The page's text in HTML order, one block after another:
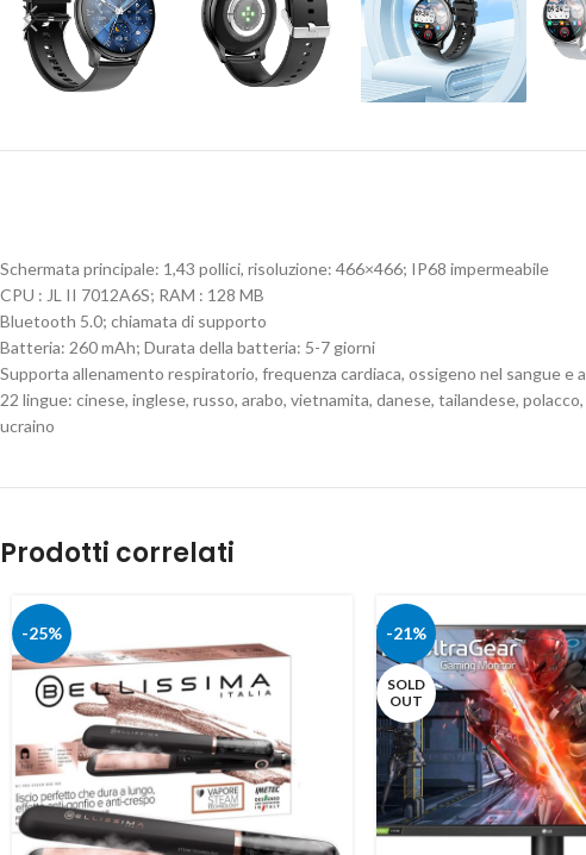
Schermata principale: 1,43 pollici, risoluzione: 466×466; IP68 impermeabile
CPU : JL II 7012A6S; RAM : 128 MB
Bluetooth 5.0; chiamata di supporto
Batteria: 260 mAh; Durata della batteria: 5-7 giorni
Supporta allenamento respiratorio, frequenza cardiaca, ossigeno nel sangue e
22 lingue: cinese, inglese, russo, arabo, vietnamita, danese, tailandese,
ucraino
Prodotti correlati
-25% -21%
SOLD
OUT